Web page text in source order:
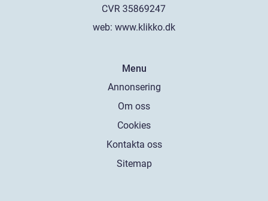
web: www.klikko.dk
Menu
Annonsering
Om oss
Cookies
Kontakta oss
Sitemap